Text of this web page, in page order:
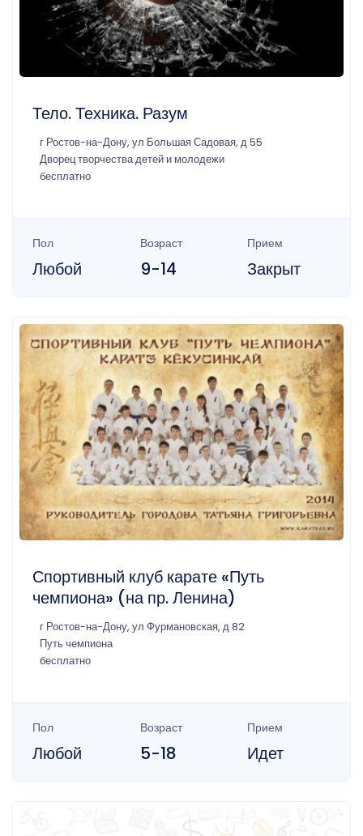
Тело. Техника. Разум
г Ростов-на-Дону, ул Большая Садовая, д 55
Дворец творчества детей и молодежи
бесплатно
Пол
Любой
Возраст
9-14
Прием
Закрыт
Спортивный клуб карате «Путь
чемпиона» (на пр. Ленина)
г Ростов-на-Дону, ул Фурмановская, д 82
Путь чемпиона
бесплатно
Пол
Любой
Возраст
5-18
Прием
Идет